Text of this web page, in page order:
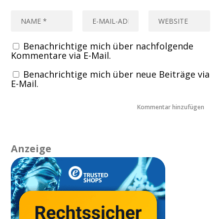
Benachrichtige mich über nachfolgende
Kommentare via E-Mail.
Benachrichtige mich über neue Beiträge via
E-Mail.
Anzeige